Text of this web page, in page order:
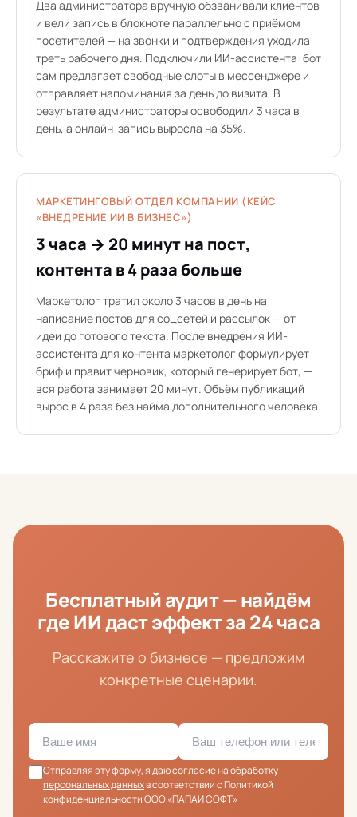
Два администратора вручную обзванивали клиентов
и вели запись в блокноте параллельно с приёмом
посетителей — на звонки и подтверждения уходила
треть рабочего дня. Подключили ИИ-ассистента: бот
сам предлагает свободные слоты в мессенджере и
отправляет напоминания за день до визита. В
результате администраторы освободили 3 часа в
день, а онлайн-запись выросла на 35%.
МАРКЕТИНГОВЫЙ ОТДЕЛ КОМПАНИИ (КЕЙС
«ВНЕДРЕНИЕ ИИ В БИЗНЕС»)
3 часа → 20 минут на пост,
контента в 4 раза больше
Маркетолог тратил около 3 часов в день на
написание постов для соцсетей и рассылок — от
идеи до готового текста. После внедрения ИИ-
ассистента для контента маркетолог формулирует
бриф и правит черновик, который генерирует бот, —
вся работа занимает 20 минут. Объём публикаций
вырос в 4 раза без найма дополнительного человека.
Бесплатный аудит — найдём
где ИИ даст эффект за 24 часа
Расскажите о бизнесе — предложим
конкретные сценарии.
Отправляя эту форму, я даюсогласие на обработку
персональных данныхв соответствии с Политикой
конфиденциальности ООО «ПАПАИ СОФТ»